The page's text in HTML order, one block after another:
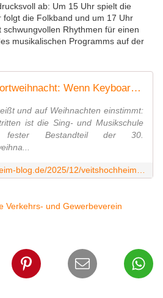
ab: Um 15 Uhr spielt die
die Folkband und um 17 Uhr
Rhythmen für einen
musikalischen Programms auf der
Veitshöchheimer Altortweihnacht: Wenn Keyboardklänge den Advent verzaubern - Veitshöchheim News
und auf Weihnachten einstimmt:
ist die Sing- und Musikschule
fester Bestandteil der 30.
Verkehrs- und Gewerbeverein